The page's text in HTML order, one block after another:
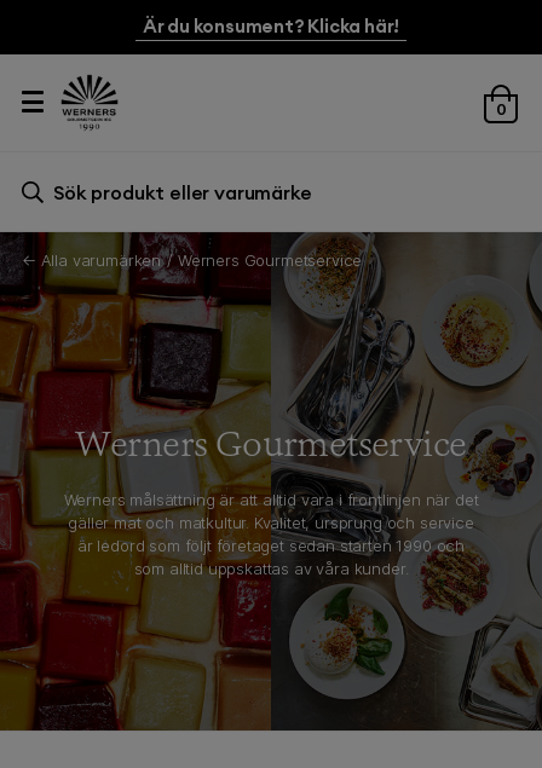
Är du konsument? Klicka här!
0
Sök
← Alla varumärken Werners Gourmetservice
Werners Gourmetservice
Werners målsättning är att alltid vara i frontlinjen när det
gäller mat och matkultur. Kvalitet, ursprung och service
är ledord som följt företaget sedan starten 1990 och
som alltid uppskattas av våra kunder.